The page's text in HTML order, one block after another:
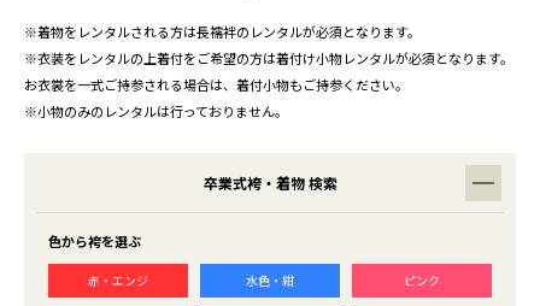
※着物をレンタルされる方は長襦袢のレンタルが必須となります。
※衣装をレンタルの上着付をご希望の方は着付け小物レンタルが必須となります。
お衣裳を一式ご持参される場合は、着付小物もご持参ください。
※小物のみのレンタルは行っておりません。
卒業式袴・着物 検索
色から袴を選ぶ
赤・エンジ 水色・紺 ピンク